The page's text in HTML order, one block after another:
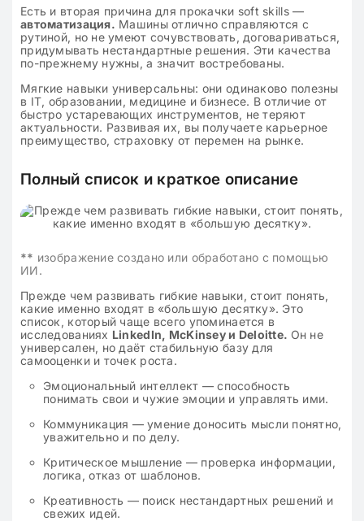
Есть и вторая причина для прокачки soft skills —
автоматизация. Машины отлично справляются с
рутиной, но не умеют сочувствовать, договариваться,
придумывать нестандартные решения. Эти качества
по-прежнему нужны, а значит востребованы.
Мягкие навыки универсальны: они одинаково полезны
в IT, образовании, медицине и бизнесе. В отличие от
быстро устаревающих инструментов, не теряют
актуальности. Развивая их, вы получаете карьерное
преимущество, страховку от перемен на рынке.
Полный список и краткое описание
** изображение создано или обработано с помощью
ИИ.
Прежде чем развивать гибкие навыки, стоит понять,
какие именно входят в «большую десятку». Это
список, который чаще всего упоминается в
исследованиях LinkedIn, McKinsey и Deloitte. Он не
универсален, но даёт стабильную базу для
самооценки и точек роста.
Эмоциональный интеллект — способность
понимать свои и чужие эмоции и управлять ими.
Коммуникация — умение доносить мысли понятно,
уважительно и по делу.
Критическое мышление — проверка информации,
логика, отказ от шаблонов.
Креативность — поиск нестандартных решений и
свежих идей.